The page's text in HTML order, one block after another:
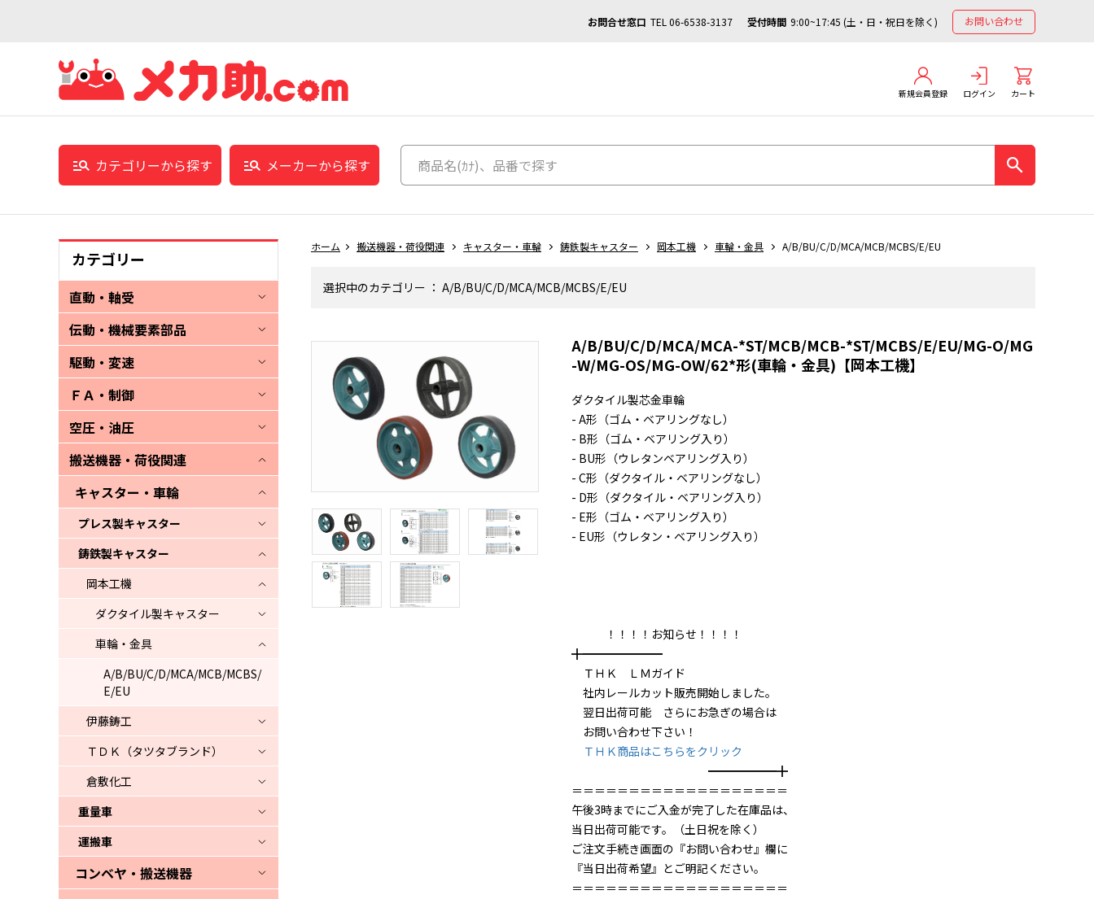
お問合せ窓口 TEL 06-6538-3137 受付時間 9:00~17:45 (土・日・祝日を除く) お問い合わせ
新規会員登録 ログイン カート
カテゴリーから探す メーカーから探す
カテゴリー
直動・軸受
伝動・機械要素部品
駆動・変速
ＦＡ・制御
空圧・油圧
搬送機器・荷役関連
キャスター・車輪
プレス製キャスター
鋳鉄製キャスター
岡本工機
ダクタイル製キャスター
車輪・金具
A/B/BU/C/D/MCA/MCB/MCBS/
E/EU
伊藤鋳工
ＴＤＫ（タツタブランド）
倉敷化工
重量車
運搬車
コンベヤ・搬送機器
ホーム 搬送機器・荷役関連 キャスター・車輪 鋳鉄製キャスター 岡本工機 車輪・金具 A/B/BU/C/D/MCA/MCB/MCBS/E/EU
選択中のカテゴリー ： A/B/BU/C/D/MCA/MCB/MCBS/E/EU
A/B/BU/C/D/MCA/MCA-*ST/MCB/MCB-*ST/MCBS/E/EU/MG-O/MG
-W/MG-OS/MG-OW/62*形(車輪・金具)【岡本工機】
ダクタイル製芯金車輪
- A形（ゴム・ベアリングなし）
- B形（ゴム・ベアリング入り）
- BU形（ウレタンベアリング入り）
- C形（ダクタイル・ベアリングなし）
- D形（ダクタイル・ベアリング入り）
- E形（ゴム・ベアリング入り）
- EU形（ウレタン・ベアリング入り）
！！！！お知らせ！！！！
╋━━━━━━━
ＴＨＫ ＬＭガイド
社内レールカット販売開始しました。
翌日出荷可能 さらにお急ぎの場合は
お問い合わせ下さい！
ＴＨＫ商品はこちらをクリック
━━━━━━╋
＝＝＝＝＝＝＝＝＝＝＝＝＝＝＝＝＝＝＝
午後3時までにご入金が完了した在庫品は、
当日出荷可能です。（土日祝を除く）
ご注文手続き画面の『お問い合わせ』欄に
『当日出荷希望』とご明記ください。
＝＝＝＝＝＝＝＝＝＝＝＝＝＝＝＝＝＝＝